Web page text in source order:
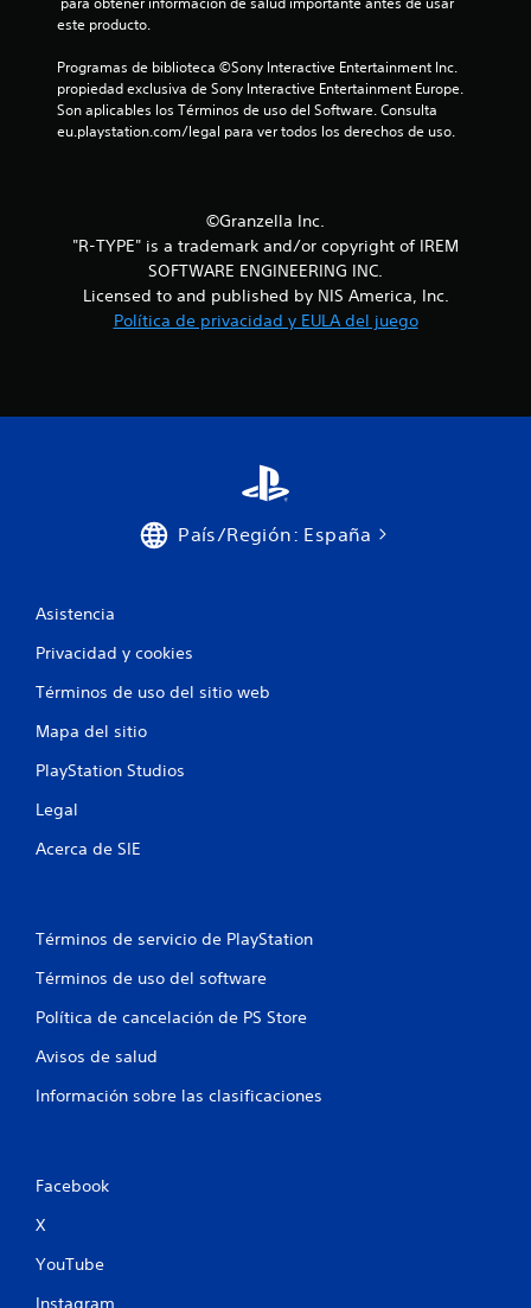
i
o
n
este producto.
Programas de biblioteca ©Sony Interactive Entertainment Inc.
propiedad exclusiva de Sony Interactive Entertainment Europe.
Son aplicables los Términos de uso del Software. Consulta
eu.playstation.com/legal para ver todos los derechos de uso.
©Granzella Inc.
"R-TYPE" is a trademark and/or copyright of IREM
SOFTWARE ENGINEERING INC.
Licensed to and published by NIS America, Inc.
Política de privacidad y EULA del juego
País/Región: España
Asistencia
Privacidad y cookies
Términos de uso del sitio web
Mapa del sitio
PlayStation Studios
Legal
Acerca de SIE
Términos de servicio de PlayStation
Términos de uso del software
Política de cancelación de PS Store
Avisos de salud
Información sobre las clasificaciones
Facebook
X
YouTube
Instagram